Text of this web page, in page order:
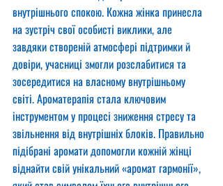
внутрішнього спокою. Кожна жінка принесла
на зустріч свої особисті виклики, але
завдяки створеній атмосфері підтримки й
довіри, учасниці змогли розслабитися та
зосередитися на власному внутрішньому
світі. Ароматерапія стала ключовим
інструментом у процесі зниження стресу та
звільнення від внутрішніх блоків. Правильно
підібрані аромати допомогли кожній жінці
віднайти свій унікальний «аромат гармонії»,